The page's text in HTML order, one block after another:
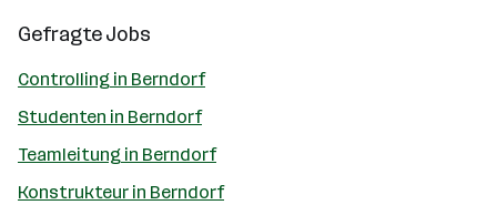
Gefragte Jobs
Controlling in Berndorf
Studenten in Berndorf
Teamleitung in Berndorf
Konstrukteur in Berndorf